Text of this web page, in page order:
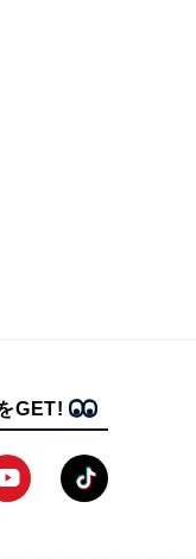
GET!